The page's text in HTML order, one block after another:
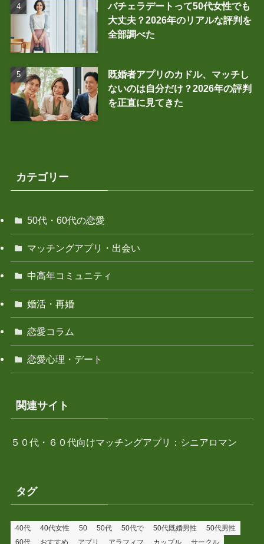
バチェラデートって50代女性でも
大丈夫？2026年のリアルな評判を
全部調べた
既婚者アプリのカドル、マッチし
ないのは自分だけ？2026年の評判
を正直に見てきた
カテゴリー
50代・60代の恋愛
マッチングアプリ・出会い
中高年コミュニティ
婚活・再婚
恋愛コラム
恋愛心理・デート
関連サイト
５０代・６０代向けマッチングアプリ：シニアロマン
タグ
40代 40代女性 50 50代 50代で 50代既婚男性
50代男性